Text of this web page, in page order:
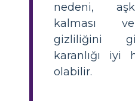
nedeni,
kalması
gizliliğini
karanlığı iyi
olabilir.